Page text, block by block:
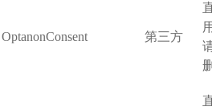
OptanonConsent 第三方